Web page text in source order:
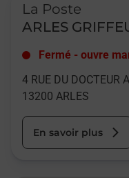
La Poste
ARLES
Fermé - ouvre
4 RUE DU DOCTEUR
13200 ARLES
En savoir plus